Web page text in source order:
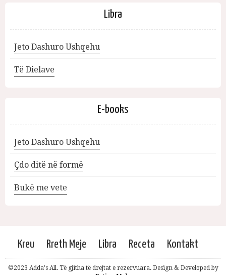
Libra
Jeto Dashuro Ushqehu
Të Dielave
E-books
Jeto Dashuro Ushqehu
Çdo ditë në formë
Bukë me vete
Kreu Rreth Meje Libra Receta Kontakt
©2023 Adda's All. Të gjitha të drejtat e rezervuara. Design & Developed by